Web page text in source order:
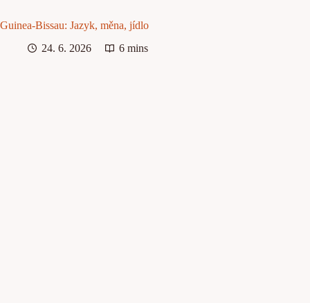
Guinea-Bissau: Jazyk, měna, jídlo
24. 6. 2026
6 mins